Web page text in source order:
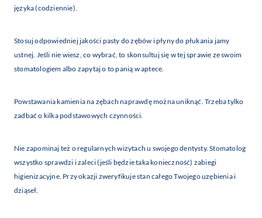
języka (codziennie).
Stosuj odpowiedniej jakości pasty do zębów i płyny do płukania jamy
ustnej. Jeśli nie wiesz, co wybrać, to skonsultuj się w tej sprawie ze swoim
stomatologiem albo zapytaj o to panią w aptece.
Powstawania kamienia na zębach naprawdę można uniknąć. Trzeba tylko
zadbać o kilka podstawowych czynności.
Nie zapominaj też o regularnych wizytach u swojego dentysty. Stomatolog
wszystko sprawdzi i zaleci (jeśli będzie taka konieczność) zabiegi
higienizacyjne. Przy okazji zweryfikuje stan całego Twojego uzębienia i
dziąseł.